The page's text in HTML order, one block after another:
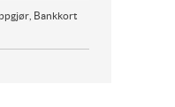
Bankkort